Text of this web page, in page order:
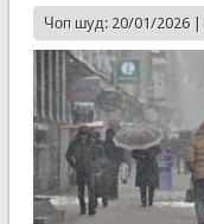
Чоп шуд: 20/01/2026 |